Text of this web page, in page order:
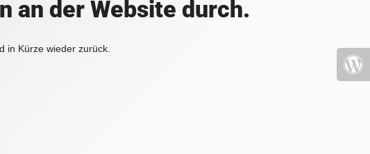
an der Website durch.
in Kürze wieder zurück.